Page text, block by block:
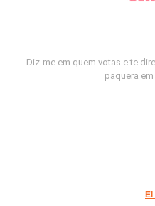
Diz-me em quem votas e te
paquera